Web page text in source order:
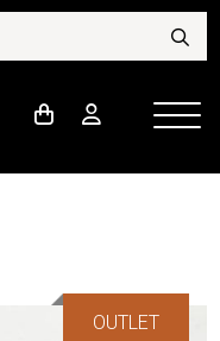
OUTLET